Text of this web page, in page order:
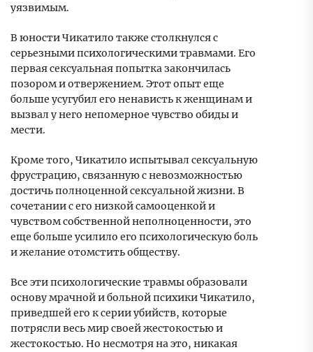
уязвимым.
В юности Чикатило также столкнулся с
серьезными психологическими травмами. Его
первая сексуальная попытка закончилась
позором и отвержением. Этот опыт еще
больше усугубил его ненависть к женщинам и
вызвал у него непомерное чувство обиды и
мести.
Кроме того, Чикатило испытывал сексуальную
фрустрацию, связанную с невозможностью
достичь полноценной сексуальной жизни. В
сочетании с его низкой самооценкой и
чувством собственной неполноценности, это
еще больше усилило его психологическую боль
и желание отомстить обществу.
Все эти психологические травмы образовали
основу мрачной и больной психики Чикатило,
приведшей его к серии убийств, которые
потрясли весь мир своей жестокостью и
жестокостью. Но несмотря на это, никакая